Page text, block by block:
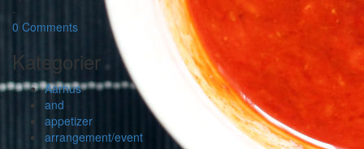
-
0 Comments
Kategorier
Aarhus
and
appetizer
arrangement/event